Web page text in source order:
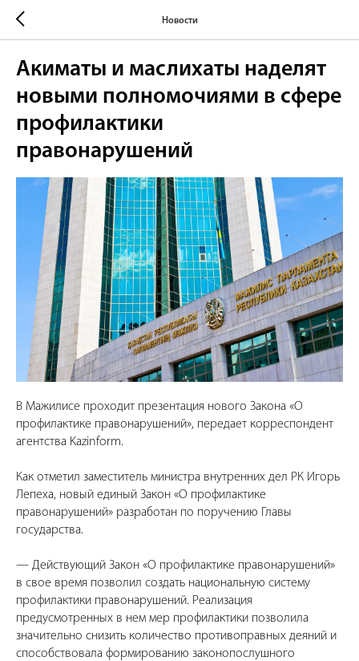
Новости
Акиматы и маслихаты наделят
новыми полномочиями в сфере
профилактики
правонарушений
В Мажилисе проходит презентация нового Закона «О
профилактике правонарушений», передает корреспондент
агентства Kazinform.
Как отметил заместитель министра внутренних дел РК Игорь
Лепеха, новый единый Закон «О профилактике
правонарушений» разработан по поручению Главы
государства.
— Действующий Закон «О профилактике правонарушений»
в свое время позволил создать национальную систему
профилактики правонарушений. Реализация
предусмотренных в нем мер профилактики позволила
значительно снизить количество противоправных деяний и
способствовала формированию законопослушного